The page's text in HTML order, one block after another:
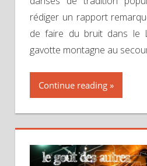
rédiger un rapport
de faire du bruit dans le
gavotte montagne au
Continue reading